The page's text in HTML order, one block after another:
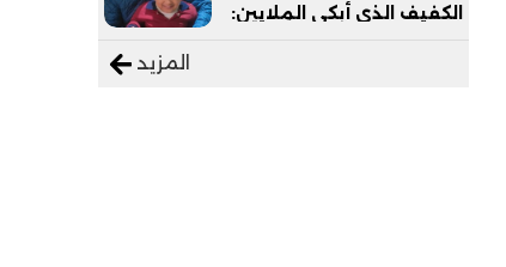
الكفيف الذي أبكى الملايين:
المزيد